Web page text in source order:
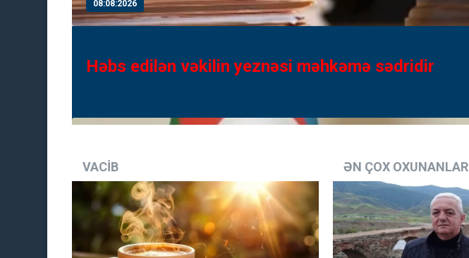
07:08:2026
Media və Yayım Şurası yaradıldı - FƏRMAN
VACİB ƏN ÇOX OXUNANLAR